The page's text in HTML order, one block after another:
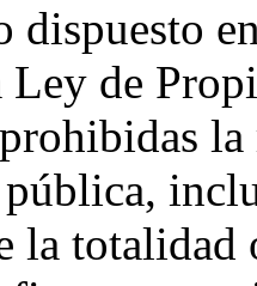
dispuesto
Ley de
la totalidad